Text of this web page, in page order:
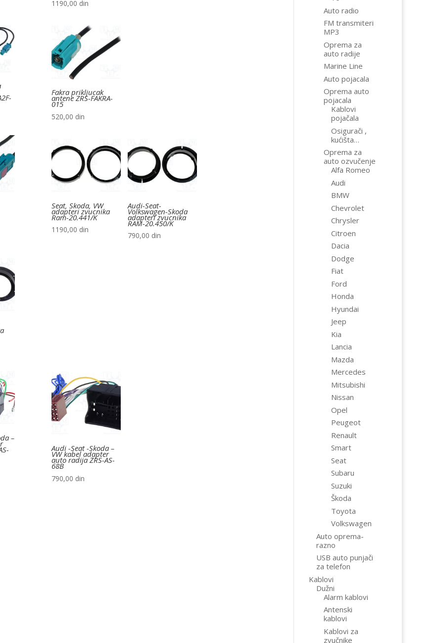
1190,00 din
Fakra prikljucak
antene ZRS-FAKRA-
015
520,00 din
Seat, Skoda, VW
adapteri zvucnika
Ram-20.441/K
1190,00 din
Audi-Seat-
Volkswagen-Skoda
adapteri zvucnika
RAM-20.450/K
790,00 din
–
Audi -Seat -Skoda –
VW kabel adapter
auto radija ZRS-AS-
68B
790,00 din
Auto radio
FM transmiteri
MP3
Oprema za
auto radije
Marine Line
Auto pojacala
Oprema auto
pojacala
Kablovi
pojačala
Osigurači ,
kućišta…
Oprema za
auto ozvučenje
Alfa Romeo
Audi
BMW
Chevrolet
Chrysler
Citroen
Dacia
Dodge
Fiat
Ford
Honda
Hyundai
Jeep
Kia
Lancia
Mazda
Mercedes
Mitsubishi
Nissan
Opel
Peugeot
Renault
Smart
Seat
Subaru
Suzuki
Škoda
Toyota
Volkswagen
Auto oprema-
razno
USB auto punjači
za telefon
Kablovi
Dužni
Alarm kablovi
Antenski
kablovi
Kablovi za
zvučnike